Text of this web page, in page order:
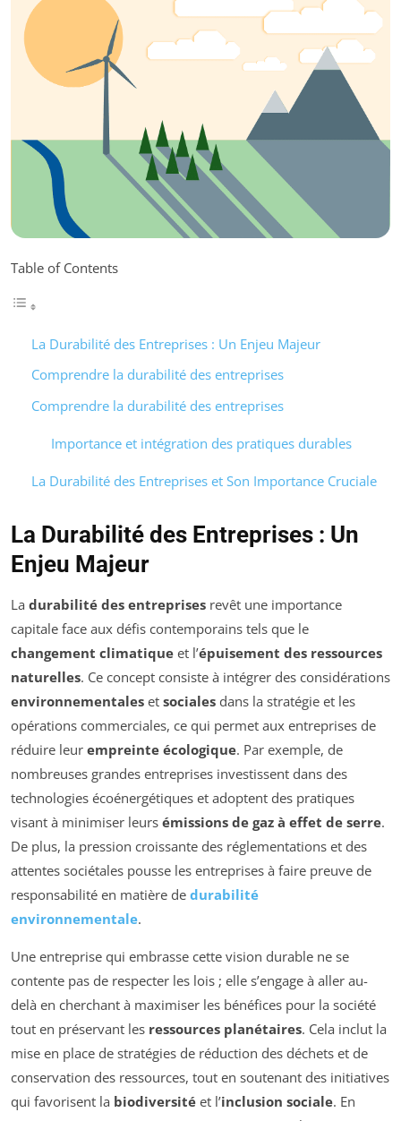
Table of Contents
La Durabilité des Entreprises : Un Enjeu Majeur
Comprendre la durabilité des entreprises
Comprendre la durabilité des entreprises
Importance et intégration des pratiques durables
La Durabilité des Entreprises et Son Importance Cruciale
La Durabilité des Entreprises : Un
Enjeu Majeur
La durabilité des entreprises revêt une importance
capitale face aux défis contemporains tels que le
changement climatique et l’épuisement des ressources
naturelles. Ce concept consiste à intégrer des considérations
environnementales et sociales dans la stratégie et les
opérations commerciales, ce qui permet aux entreprises de
réduire leur empreinte écologique. Par exemple, de
nombreuses grandes entreprises investissent dans des
technologies écoénergétiques et adoptent des pratiques
visant à minimiser leurs émissions de gaz à effet de serre.
De plus, la pression croissante des réglementations et des
attentes sociétales pousse les entreprises à faire preuve de
responsabilité en matière de durabilité
environnementale.
Une entreprise qui embrasse cette vision durable ne se
contente pas de respecter les lois ; elle s’engage à aller au-
delà en cherchant à maximiser les bénéfices pour la société
tout en préservant les ressources planétaires. Cela inclut la
mise en place de stratégies de réduction des déchets et de
conservation des ressources, tout en soutenant des initiatives
qui favorisent la biodiversité et l’inclusion sociale. En